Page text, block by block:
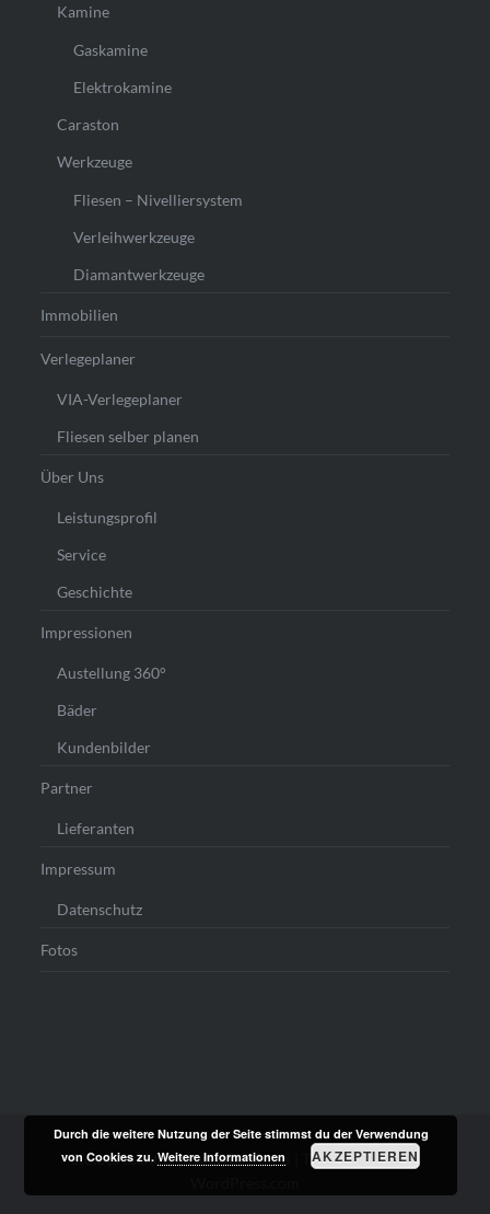
Kamine
Gaskamine
Elektrokamine
Caraston
Werkzeuge
Fliesen – Nivelliersystem
Verleihwerkzeuge
Diamantwerkzeuge
Immobilien
Verlegeplaner
VIA-Verlegeplaner
Fliesen selber planen
Über Uns
Leistungsprofil
Service
Geschichte
Impressionen
Austellung 360°
Bäder
Kundenbilder
Partner
Lieferanten
Impressum
Datenschutz
Fotos
Stolz präsentiert von WordPress
Theme: Dyad von
Durch die weitere Nutzung der Seite stimmst du der Verwendung
von Cookies zu.Weitere Informationen AKZEPTIEREN